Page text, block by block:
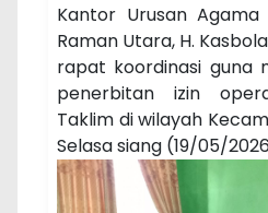
Kantor Urusan
Raman Utara, H.
rapat koordinasi guna
penerbitan izin
Taklim di wilayah
Selasa siang (19/05/